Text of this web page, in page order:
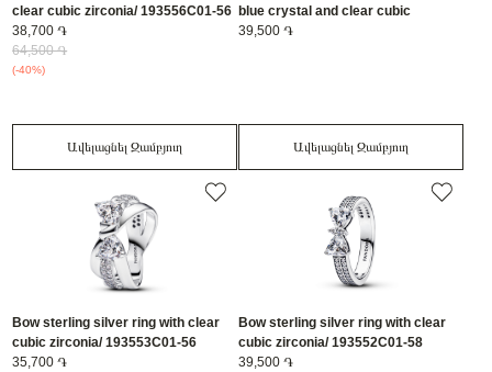
clear cubic zirconia/ 193556C01-56
38,700 ֏
64,500 ֏
(-40%)
Ավելացնել Զամբյուղ
blue crystal and clear cubic
zirconia/ 193555C01-58
39,500 ֏
Ավելացնել Զամբյուղ
Bow sterling silver ring with clear
cubic zirconia/ 193553C01-56
35,700 ֏
Bow sterling silver ring with clear
cubic zirconia/ 193552C01-58
39,500 ֏